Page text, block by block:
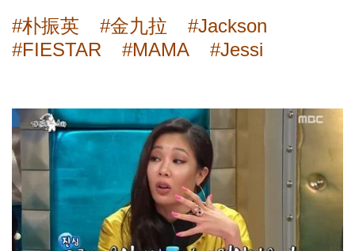
#朴振英 #金九拉
#Jackson
#FIESTAR
#MAMA #Jessi